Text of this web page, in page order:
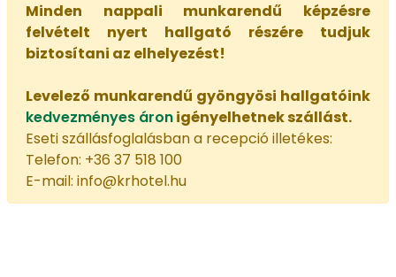
Minden nappali munkarendű képzésre
felvételt nyert hallgató részére tudjuk
biztosítani az elhelyezést!
Levelező munkarendű gyöngyösi hallgatóink
kedvezményes áronigényelhetnek szállást.
Eseti szállásfoglalásban a recepció illetékes:
Telefon: +36 37 518 100
E-mail: info@krhotel.hu